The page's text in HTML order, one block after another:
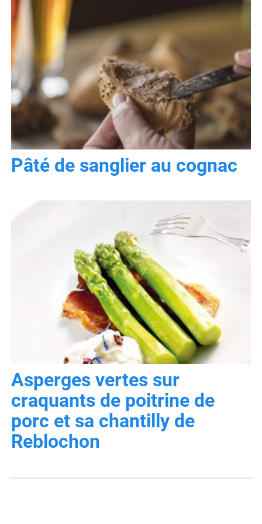
Pâté de sanglier au cognac
Asperges vertes sur
craquants de poitrine de
porc et sa chantilly de
Reblochon